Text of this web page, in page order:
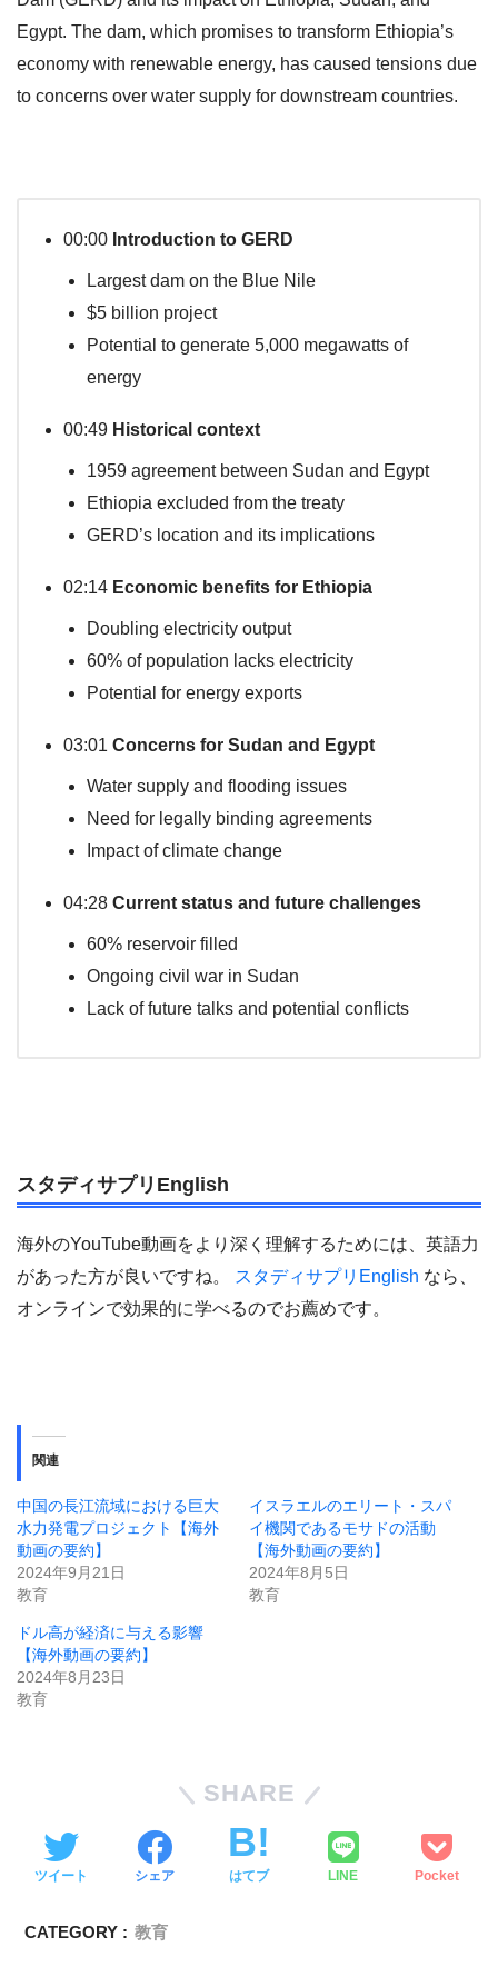
Egypt. The dam, which promises to transform Ethiopia’s
economy with renewable energy, has caused tensions due
to concerns over water supply for downstream countries.
00:00 Introduction to GERD
Largest dam on the Blue Nile
$5 billion project
Potential to generate 5,000 megawatts of
energy
00:49 Historical context
1959 agreement between Sudan and Egypt
Ethiopia excluded from the treaty
GERD’s location and its implications
02:14 Economic benefits for Ethiopia
Doubling electricity output
60% of population lacks electricity
Potential for energy exports
03:01 Concerns for Sudan and Egypt
Water supply and flooding issues
Need for legally binding agreements
Impact of climate change
04:28 Current status and future challenges
60% reservoir filled
Ongoing civil war in Sudan
Lack of future talks and potential conflicts
スタディサプリEnglish
海外のYouTube動画をより深く理解するためには、英語力
があった方が良いですね。
スタディサプリEnglish なら、
オンラインで効果的に学べるのでお薦めです。
関連
中国の長江流域における巨大
水力発電プロジェクト【海外
動画の要約】
2024年9月21日
教育
イスラエルのエリート・スパ
イ機関であるモサドの活動
【海外動画の要約】
2024年8月5日
教育
ドル高が経済に与える影響
【海外動画の要約】
2024年8月23日
教育
SHARE
ツイート シェア はてブ LINE Pocket
CATEGORY : 教育